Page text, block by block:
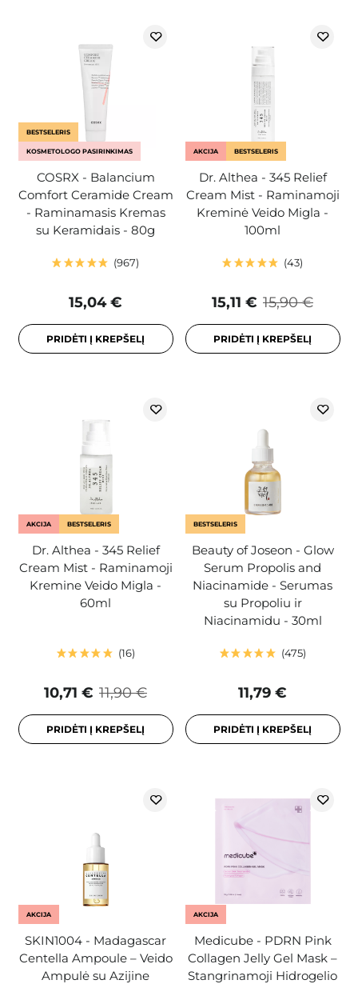
BESTSELERIS
KOSMETOLOGO PASIRINKIMAS
COSRX - Balancium
Comfort Ceramide Cream
- Raminamasis Kremas
su Keramidais - 80g
967
15,04 €
PRIDĖTI Į KREPŠELĮ
AKCIJA BESTSELERIS
Dr. Althea - 345 Relief
Cream Mist - Raminamoji
Kreminė Veido Migla -
100ml
43
15,90 €
15,11 €
PRIDĖTI Į KREPŠELĮ
AKCIJA BESTSELERIS
Dr. Althea - 345 Relief
Cream Mist - Raminamoji
Kremine Veido Migla -
60ml
16
11,90 €
10,71 €
PRIDĖTI Į KREPŠELĮ
BESTSELERIS
Beauty of Joseon - Glow
Serum Propolis and
Niacinamide - Serumas
su Propoliu ir
Niacinamidu - 30ml
475
11,79 €
PRIDĖTI Į KREPŠELĮ
AKCIJA
SKIN1004 - Madagascar
Centella Ampoule – Veido
Ampulė su Azijine
AKCIJA
Medicube - PDRN Pink
Collagen Jelly Gel Mask –
Stangrinamoji Hidrogelio